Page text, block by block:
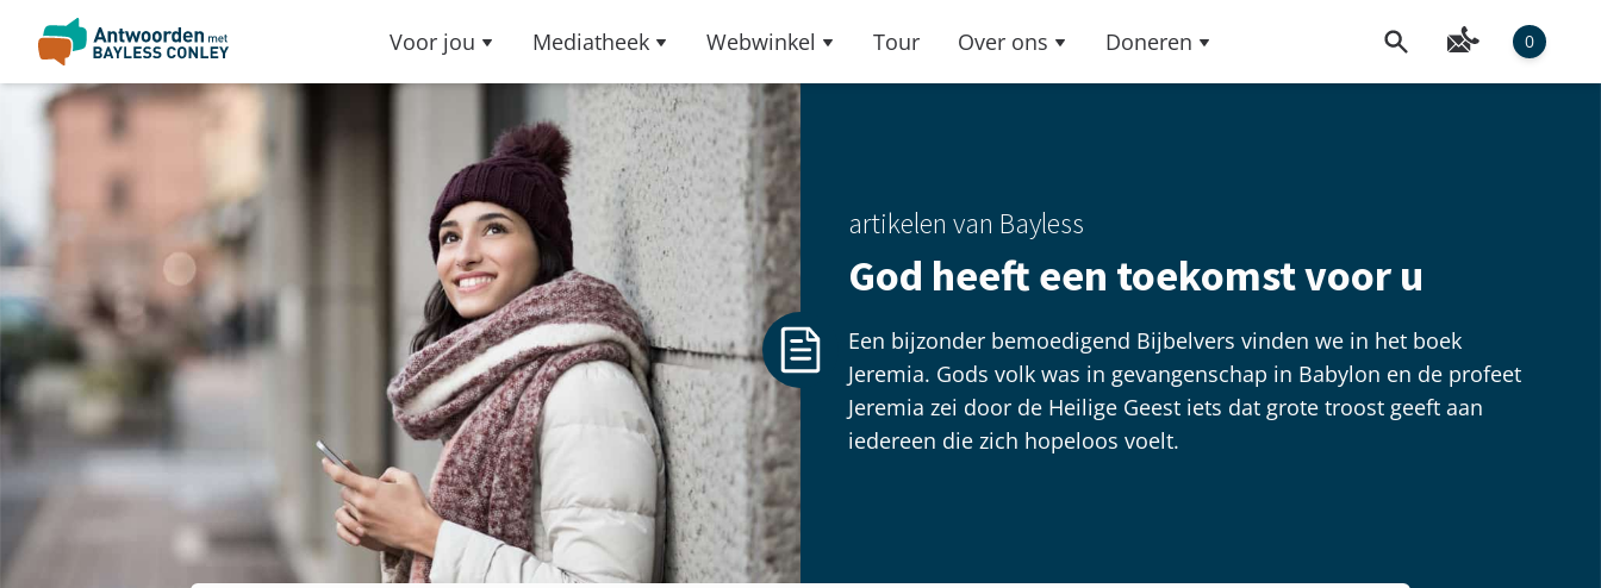
Voor jou Mediatheek Webwinkel Tour Over ons Doneren 0
artikelen van Bayless
God heeft een toekomst voor u
Een bijzonder bemoedigend Bijbelvers vinden we in het boek
Jeremia. Gods volk was in gevangenschap in Babylon en de profeet
Jeremia zei door de Heilige Geest iets dat grote troost geeft aan
iedereen die zich hopeloos voelt.